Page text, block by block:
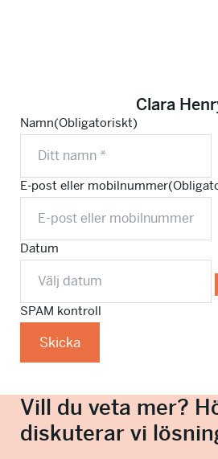
Clara
Namn(Obligatoriskt)
E-post eller mobilnummer
Datum
SPAM kontroll
Skicka
Vill du veta mer?
diskuterar vi